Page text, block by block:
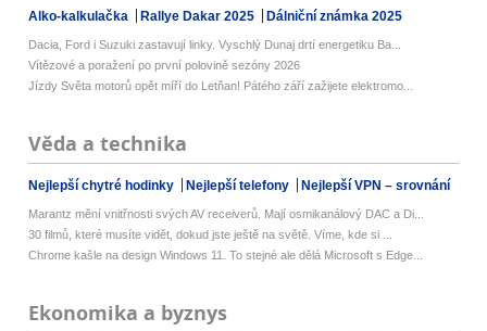
Alko-kalkulačka Rallye Dakar 2025 Dálniční známka 2025
Dacia, Ford i Suzuki zastavují linky. Vyschlý Dunaj drtí energetiku Ba...
Vítězové a poražení po první polovině sezóny 2026
Jízdy Světa motorů opět míří do Letňan! Pátého září zažijete elektromo...
Věda a technika
Nejlepší chytré hodinky Nejlepší telefony Nejlepší VPN – srovnání
Marantz mění vnitřnosti svých AV receiverů. Mají osmikanálový DAC a Di...
30 filmů, které musíte vidět, dokud jste ještě na světě. Víme, kde si ...
Chrome kašle na design Windows 11. To stejné ale dělá Microsoft s Edge...
Ekonomika a byznys